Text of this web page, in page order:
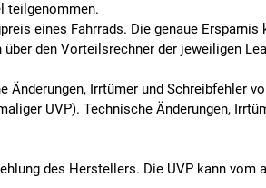
teilgenommen.
eines Fahrrads. Die genaue Ersparnis
den Vorteilsrechner der jeweiligen
Irrtümer und Schreibfehler
UVP). Technische Änderungen,
des Herstellers. Die UVP kann vom